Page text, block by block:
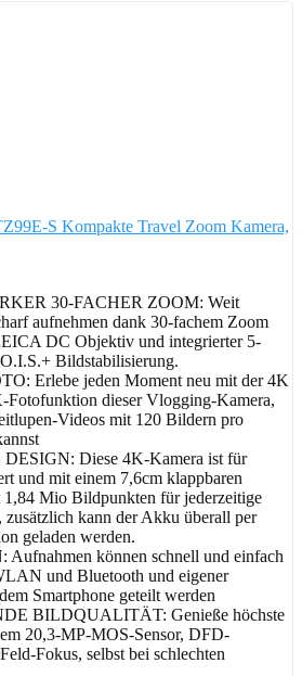
S Kompakte Travel Zoom Kamera,
30-FACHER ZOOM: Weit
aufnehmen dank 30-fachem Zoom
DC Objektiv und integrierter 5-
Bildstabilisierung.
Erlebe jeden Moment neu mit der 4K
Fotofunktion dieser Vlogging-Kamera,
Videos mit 120 Bildern pro
Diese 4K-Kamera ist für
und mit einem 7,6cm klappbaren
Mio Bildpunkten für jederzeitige
zusätzlich kann der Akku überall per
geladen werden.
können schnell und einfach
und Bluetooth und eigener
Smartphone geteilt werden
BILDQUALITÄT: Genieße höchste
20,3-MP-MOS-Sensor, DFD-
Fokus, selbst bei schlechten